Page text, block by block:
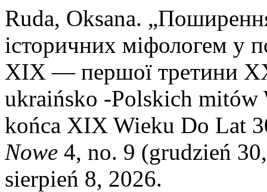
Ruda, Oksana.
історичних міфологем у
ХІХ — першої третини
ukraińsko -Polskich
końca XIX Wieku Do Lat
Nowe 4, no. 9 (grudzień
sierpień 8, 2026.